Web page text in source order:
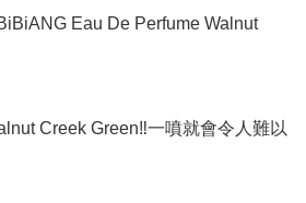
Eau De Perfume Walnut
Creek Green‼️一噴就會令人難以